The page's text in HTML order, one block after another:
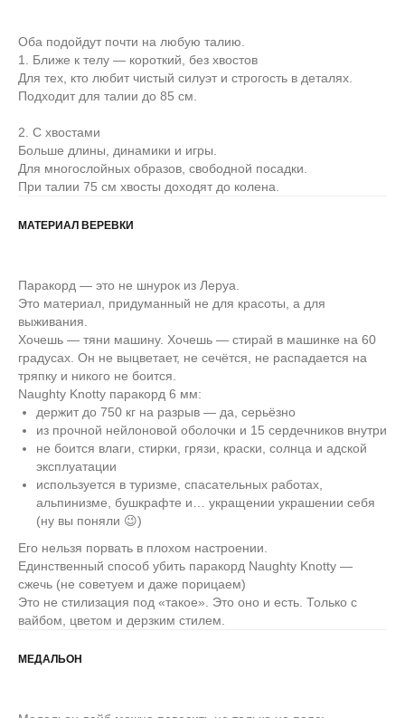
Оба подойдут почти на любую талию.
1. Ближе к телу — короткий, без хвостов
Для тех, кто любит чистый силуэт и строгость в деталях.
Подходит для талии до 85 см.
2. С хвостами
Больше длины, динамики и игры.
Для многослойных образов, свободной посадки.
При талии 75 см хвосты доходят до колена.
МАТЕРИАЛ ВЕРЕВКИ
Паракорд — это не шнурок из Леруа.
Это материал, придуманный не для красоты, а для
выживания.
Хочешь — тяни машину. Хочешь — стирай в машинке на 60
градусах. Он не выцветает, не сечётся, не распадается на
тряпку и никого не боится.
Naughty Knotty паракорд 6 мм:
держит до 750 кг на разрыв — да, серьёзно
из прочной нейлоновой оболочки и 15 сердечников внутри
не боится влаги, стирки, грязи, краски, солнца и адской
эксплуатации
используется в туризме, спасательных работах,
альпинизме, бушкрафте и… укращении украшении себя
(ну вы поняли 😉)
Его нельзя порвать в плохом настроении.
Единственный способ убить паракорд Naughty Knotty —
сжечь (не советуем и даже порицаем)
Это не стилизация под «такое». Это оно и есть. Только с
вайбом, цветом и дерзким стилем.
МЕДАЛЬОН